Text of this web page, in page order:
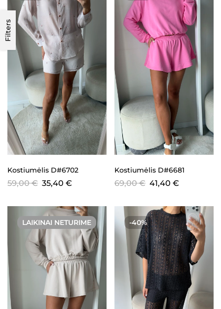
Filters
Kostiumėlis D#6702
59,00€ 35,40 €
Kostiumėlis D#6681
69,00€ 41,40 €
LAIKINAI NETURIME -40%